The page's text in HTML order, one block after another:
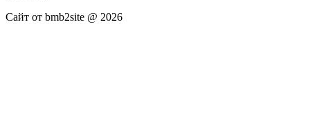
Сайт от bmb2site @ 2026